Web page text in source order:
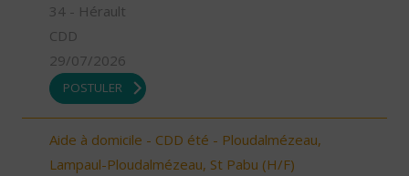
34 - Hérault
CDD
29/07/2026
POSTULER
Aide à domicile - CDD été - Ploudalmézeau,
Lampaul-Ploudalmézeau, St Pabu (H/F)